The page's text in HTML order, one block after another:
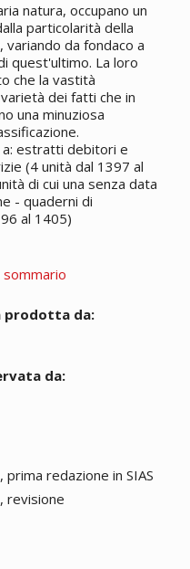
natura, occupano un
particolarità della
da fondaco a
quest'ultimo. La loro
che la vastità
dei fatti che in
una minuziosa
estratti debitori e
(4 unità dal 1397 al
di cui una senza data
- quaderni di
al 1405)
sommario
prodotta da:
da:
redazione in SIAS
revisione